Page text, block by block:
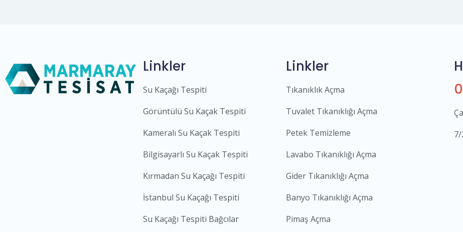
Linkler
Su Kaçağı Tespiti
Görüntülü Su Kaçak Tespiti
Kameralı Su Kaçak Tespiti
Bilgisayarlı Su Kaçak Tespiti
Kırmadan Su Kaçağı Tespiti
İstanbul Su Kaçağı Tespiti
Su Kaçağı Tespiti Bağcılar
Linkler
Tıkanıklık Açma
Tuvalet Tıkanıklığı Açma
Petek Temizleme
Lavabo Tıkanıklığı Açma
Gider Tıkanıklığı Açma
Banyo Tıkanıklığı Açma
Pimaş Açma